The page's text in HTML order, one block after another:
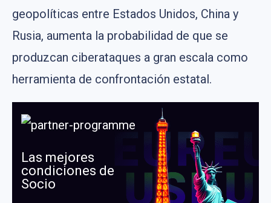
geopolíticas entre Estados Unidos, China y
Rusia, aumenta la probabilidad de que se
produzcan ciberataques a gran escala como
herramienta de confrontación estatal.
Las mejores
condiciones de
Socio